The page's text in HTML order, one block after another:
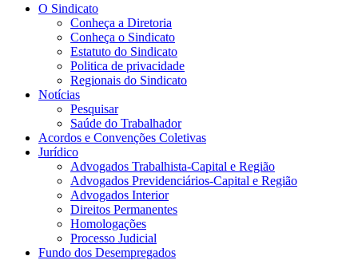
O Sindicato
Conheça a Diretoria
Conheça o Sindicato
Estatuto do Sindicato
Politica de privacidade
Regionais do Sindicato
Notícias
Pesquisar
Saúde do Trabalhador
Acordos e Convenções Coletivas
Jurídico
Advogados Trabalhista-Capital e Região
Advogados Previdenciários-Capital e Região
Advogados Interior
Direitos Permanentes
Homologações
Processo Judicial
Fundo dos Desempregados